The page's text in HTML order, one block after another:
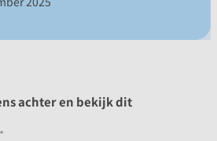
achter en bekijk dit
*